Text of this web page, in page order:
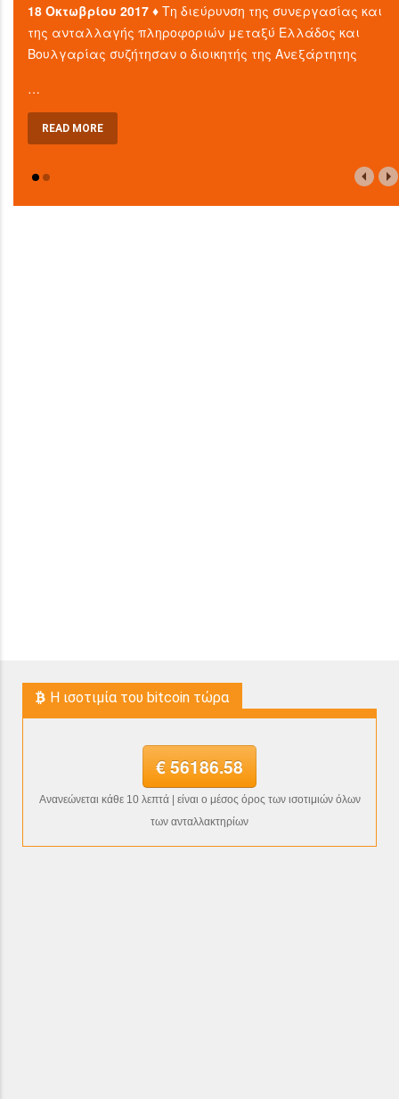
18 Οκτωβρίου 2017 ♦Τη διεύρυνση της συνεργασίας και
της ανταλλαγής πληροφοριών μεταξύ Ελλάδος και
Βουλγαρίας συζήτησαν ο διοικητής της Ανεξάρτητης
…
READ MORE
H ισοτιμία του bitcoin τώρα
€ 56186.58
Ανανεώνεται κάθε 10 λεπτά | είναι ο μέσος όρος των ισοτιμιών όλων
των ανταλλακτηρίων